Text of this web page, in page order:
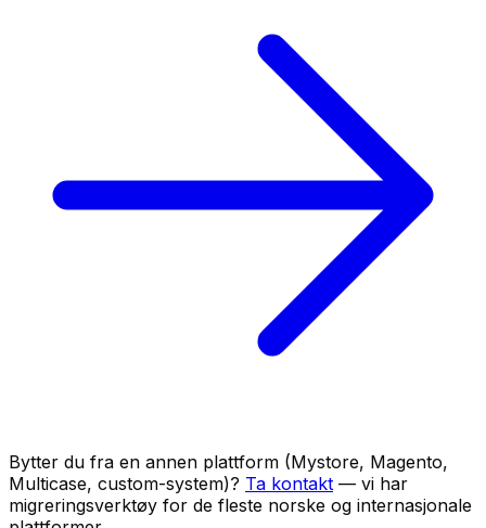
Bytter du fra en annen plattform (Mystore, Magento,
Multicase, custom-system)? Ta kontakt — vi har
migreringsverktøy for de fleste norske og internasjonale